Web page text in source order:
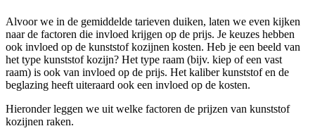
Alvoor we in de gemiddelde tarieven duiken, laten we even kijken
naar de factoren die invloed krijgen op de prijs. Je keuzes hebben
ook invloed op de kunststof kozijnen kosten. Heb je een beeld van
het type kunststof kozijn? Het type raam (bijv. kiep of een vast
raam) is ook van invloed op de prijs. Het kaliber kunststof en de
beglazing heeft uiteraard ook een invloed op de kosten.
Hieronder leggen we uit welke factoren de prijzen van kunststof
kozijnen raken.